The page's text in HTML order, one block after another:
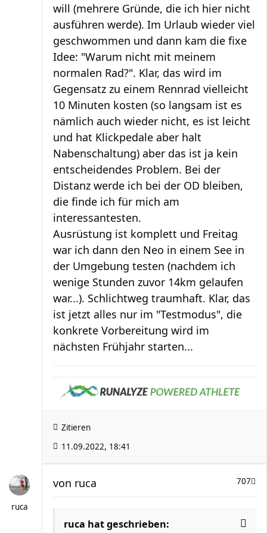
will (mehrere Gründe, die ich hier nicht
ausführen werde). Im Urlaub wieder viel
geschwommen und dann kam die fixe
Idee: "Warum nicht mit meinem
normalen Rad?". Klar, das wird im
Gegensatz zu einem Rennrad vielleicht
10 Minuten kosten (so langsam ist es
nämlich auch wieder nicht, es ist leicht
und hat Klickpedale aber halt
Nabenschaltung) aber das ist ja kein
entscheidendes Problem. Bei der
Distanz werde ich bei der OD bleiben,
die finde ich für mich am
interessantesten.
Ausrüstung ist komplett und Freitag
war ich dann den Neo in einem See in
der Umgebung testen (nachdem ich
wenige Stunden zuvor 14km gelaufen
war...). Schlichtweg traumhaft. Klar, das
ist jetzt alles nur im "Testmodus", die
konkrete Vorbereitung wird im
nächsten Frühjahr starten...
Zitieren
11.09.2022, 18:41
ruca
707
von ruca
ruca hat geschrieben: